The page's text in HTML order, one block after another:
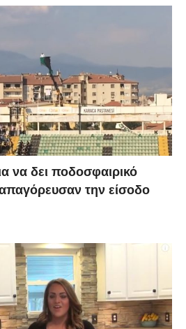
να δει ποδοσφαιρικό
την είσοδο